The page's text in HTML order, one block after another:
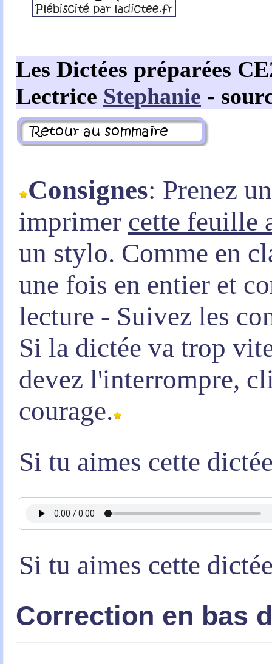
Les Dictées préparées
Lectrice Stephanie -
Consignes: Prenez
imprimer cette feuille
un stylo. Comme en
une fois en entier et
lecture - Suivez les
Si la dictée va trop
devez l'interrompre,
courage.
Si tu aimes cette
Si tu aimes cette
Correction en bas